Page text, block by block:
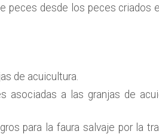
peces desde los peces criados
de acuicultura.
asociadas a las granjas de
para la faura salvaje por la